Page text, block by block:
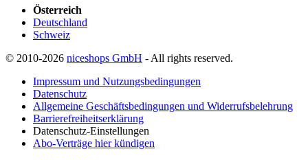
Österreich
Deutschland
Schweiz
© 2010-2026 niceshops GmbH - All rights reserved.
Impressum und Nutzungsbedingungen
Datenschutz
Allgemeine Geschäftsbedingungen und Widerrufsbelehrung
Barrierefreiheitserklärung
Datenschutz-Einstellungen
Abo-Verträge hier kündigen